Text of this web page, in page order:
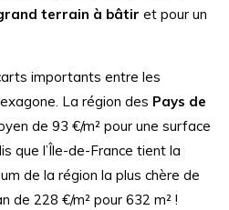
terrain à bâtir et pour un
importants entre les
La région des Pays de
de 93 €/m² pour une surface
que l’Île-de-France tient la
de la région la plus chère de
de 228 €/m² pour 632 m² !